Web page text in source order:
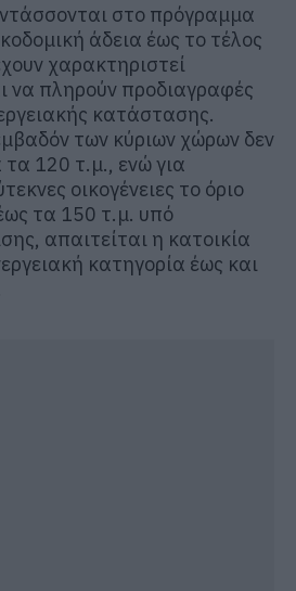
στο πρόγραμμα
άδεια έως το τέλος
χαρακτηριστεί
να πληρούν προδιαγραφές
κατάστασης.
των κύριων χώρων δεν
τα 120 τ.μ., ενώ για
οικογένειες το όριο
τα 150 τ.μ. υπό
απαιτείται η κατοικία
κατηγορία έως και